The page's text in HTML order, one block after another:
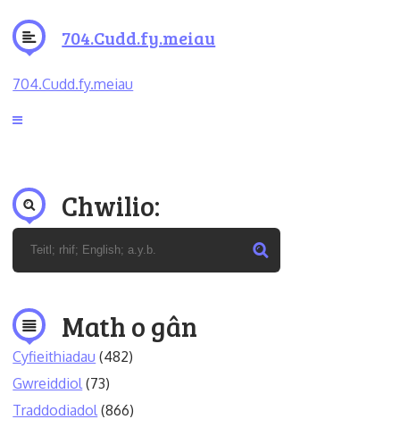
704.Cudd.fy.meiau
704.Cudd.fy.meiau
Chwilio:
Math o gân
Cyfieithiadau (482)
Gwreiddiol (73)
Traddodiadol (866)